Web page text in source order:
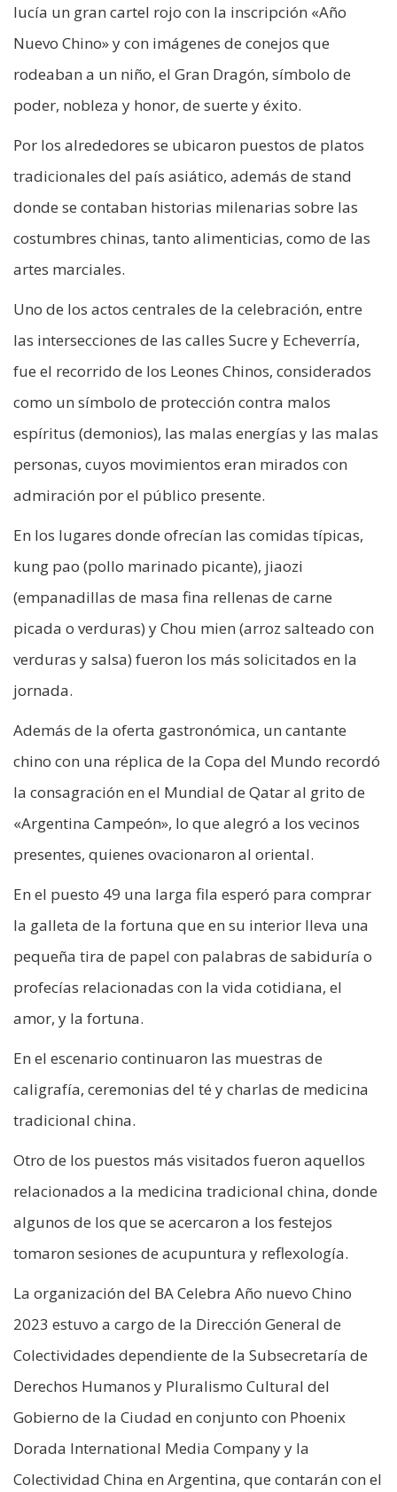
lucía un gran cartel rojo con la inscripción «Año
Nuevo Chino» y con imágenes de conejos que
rodeaban a un niño, el Gran Dragón, símbolo de
poder, nobleza y honor, de suerte y éxito.
Por los alrededores se ubicaron puestos de platos
tradicionales del país asiático, además de stand
donde se contaban historias milenarias sobre las
costumbres chinas, tanto alimenticias, como de las
artes marciales.
Uno de los actos centrales de la celebración, entre
las intersecciones de las calles Sucre y Echeverría,
fue el recorrido de los Leones Chinos, considerados
como un símbolo de protección contra malos
espíritus (demonios), las malas energías y las malas
personas, cuyos movimientos eran mirados con
admiración por el público presente.
En los lugares donde ofrecían las comidas típicas,
kung pao (pollo marinado picante), jiaozi
(empanadillas de masa fina rellenas de carne
picada o verduras) y Chou mien (arroz salteado con
verduras y salsa) fueron los más solicitados en la
jornada.
Además de la oferta gastronómica, un cantante
chino con una réplica de la Copa del Mundo recordó
la consagración en el Mundial de Qatar al grito de
«Argentina Campeón», lo que alegró a los vecinos
presentes, quienes ovacionaron al oriental.
En el puesto 49 una larga fila esperó para comprar
la galleta de la fortuna que en su interior lleva una
pequeña tira de papel con palabras de sabiduría o
profecías relacionadas con la vida cotidiana, el
amor, y la fortuna.
En el escenario continuaron las muestras de
caligrafía, ceremonias del té y charlas de medicina
tradicional china.
Otro de los puestos más visitados fueron aquellos
relacionados a la medicina tradicional china, donde
algunos de los que se acercaron a los festejos
tomaron sesiones de acupuntura y reflexología.
La organización del BA Celebra Año nuevo Chino
2023 estuvo a cargo de la Dirección General de
Colectividades dependiente de la Subsecretaría de
Derechos Humanos y Pluralismo Cultural del
Gobierno de la Ciudad en conjunto con Phoenix
Dorada International Media Company y la
Colectividad China en Argentina, que contarán con el